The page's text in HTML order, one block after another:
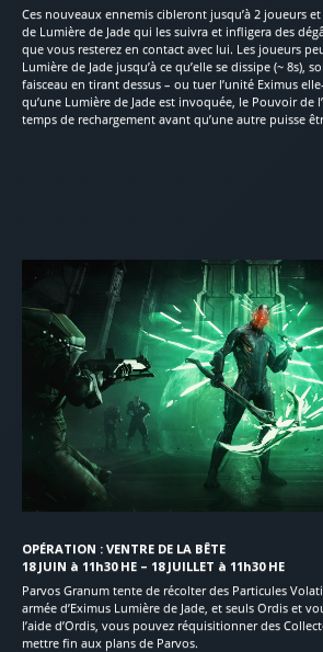
Ces nouveaux ennemis cibleront jusqu’à 2 joueurs
de Lumière de Jade qui les suivra et infligera des
que vous resterez en contact avec lui. Les joueurs
Lumière de Jade jusqu’à ce qu’elle se dissipe (~ 8s),
faisceau en tirant dessus – ou tuer l’unité Eximus
qu’une Lumière de Jade est invoquée, le Pouvoir de
temps de rechargement avant qu’une autre puisse
OPÉRATION : VENTRE DE LA BÊTE
18 JUIN à 11h30 HE – 18 JUILLET à 11h30 HE
Parvos Granum tente de récolter des Particules
armée d’Eximus Lumière de Jade, et seuls Ordis et
l’aide d’Ordis, vous pouvez réquisitionner des
mettre fin aux plans de Parvos.